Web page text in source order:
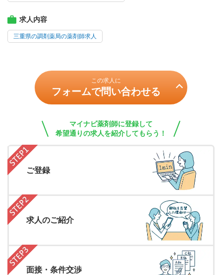
求人内容
三重県の調剤薬局の薬剤師求人
この求人に
フォームで問い合わせる
マイナビ薬剤師に登録して
希望通りの求人を紹介してもらう！
ご登録
求人のご紹介
面接・条件交渉